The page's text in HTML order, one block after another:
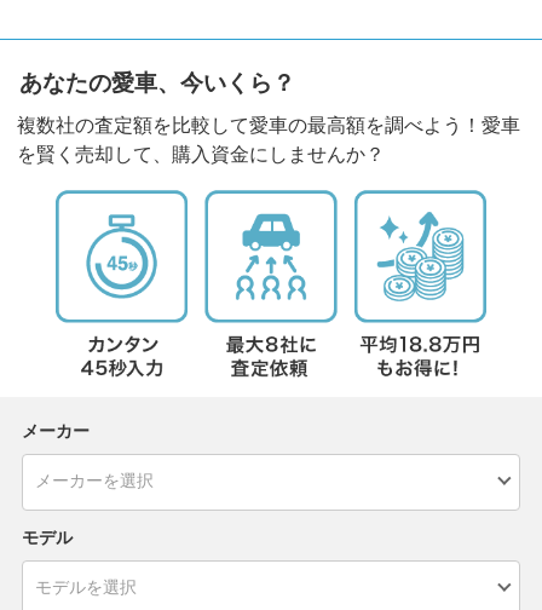
あなたの愛車、今いくら？
複数社の査定額を比較して愛車の最高額を調べよう！愛車
を賢く売却して、購入資金にしませんか？
メーカー
モデル